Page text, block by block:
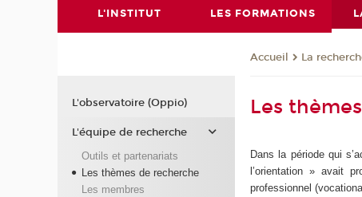
L'INSTITUT LES FORMATIONS
Accueil La
Les
Dans la période qui
l’orientation » avait
professionnel
L'observatoire (Oppio)
L'équipe de recherche
Outils et partenariats
Les thèmes de recherche
Les membres